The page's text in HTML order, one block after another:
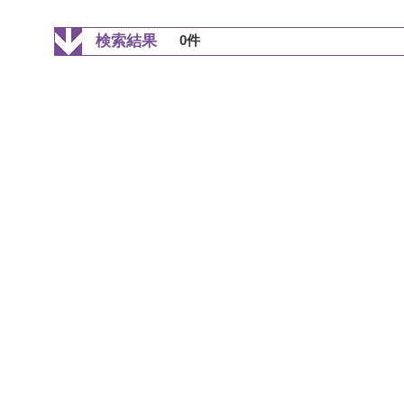
検索結果 0件